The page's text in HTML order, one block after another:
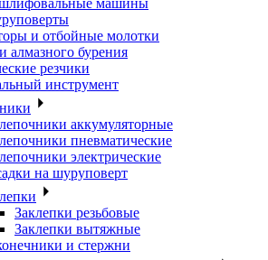
машины
и отбойные молотки
алмазного бурения
резчики
инструмент
аккумуляторные
пневматические
электрические
на шуруповерт
Заклепки резьбовые
Заклепки вытяжные
и стержни